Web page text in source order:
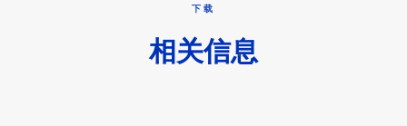
下载
相关信息